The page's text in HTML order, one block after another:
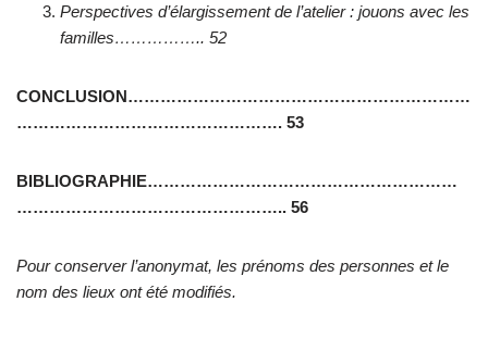
Perspectives d’élargissement de l’atelier : jouons avec les
familles…………….. 52
CONCLUSION………………………………………………………
…………………………………………. 53
BIBLIOGRAPHIE…………………………………………………
………………………………………….. 56
Pour conserver l’anonymat, les prénoms des personnes et le
nom des lieux ont été modifiés.